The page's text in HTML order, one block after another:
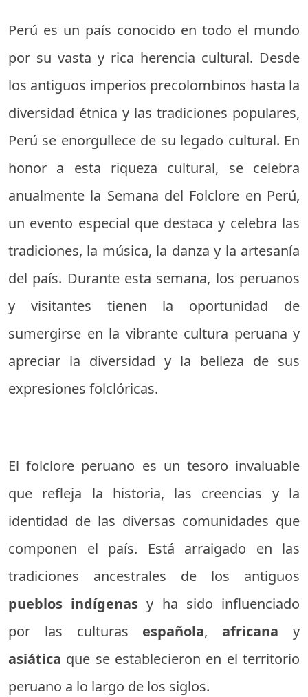
Perú es un país conocido en todo el mundo
por su vasta y rica herencia cultural. Desde
los antiguos imperios precolombinos hasta la
diversidad étnica y las tradiciones populares,
Perú se enorgullece de su legado cultural. En
honor a esta riqueza cultural, se celebra
anualmente la Semana del Folclore en Perú,
un evento especial que destaca y celebra las
tradiciones, la música, la danza y la artesanía
del país. Durante esta semana, los peruanos
y visitantes tienen la oportunidad de
sumergirse en la vibrante cultura peruana y
apreciar la diversidad y la belleza de sus
expresiones folclóricas.
El folclore peruano es un tesoro invaluable
que refleja la historia, las creencias y la
identidad de las diversas comunidades que
componen el país. Está arraigado en las
tradiciones ancestrales de los antiguos
pueblos indígenasy ha sido influenciado
por las culturas española,africanay
asiática que se establecieron en el territorio
peruano a lo largo de los siglos.